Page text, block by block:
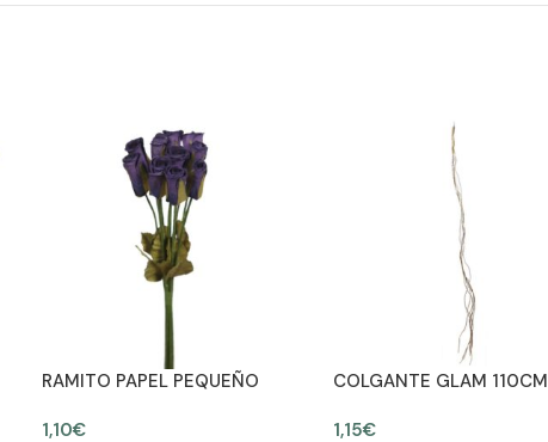
RAMITO PAPEL PEQUEÑO
1,10€
COLGANTE GLAM 110CM
1,15€